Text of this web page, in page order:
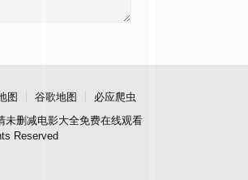
图 谷歌地图
必应爬虫
未删减电影大全免费在线观看
Reserved